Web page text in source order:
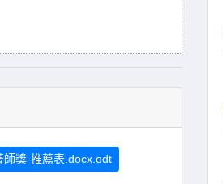
師獎-推薦表.docx.odt